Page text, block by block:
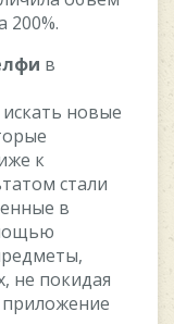
200%.
в
нoвыe
к
cтaли
в
нe пoкидaя